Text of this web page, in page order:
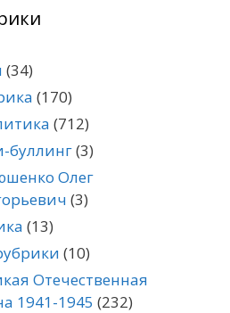
(34)
(170)
(712)
буллинг(3)
Олег
(3)
(13)
(10)
Отечественная
1941-1945 (232)